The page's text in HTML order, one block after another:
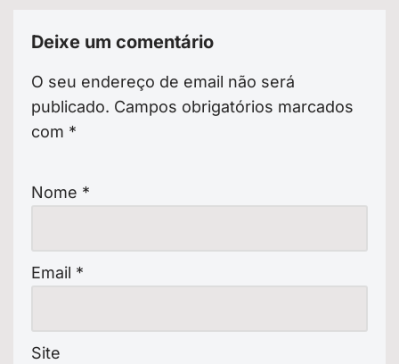
Deixe um comentário
O seu endereço de email não será
publicado. Campos obrigatórios marcados
com *
Nome *
Email *
Site